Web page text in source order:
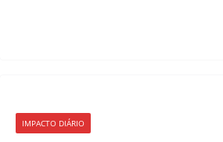
IMPACTO DIÁRIO